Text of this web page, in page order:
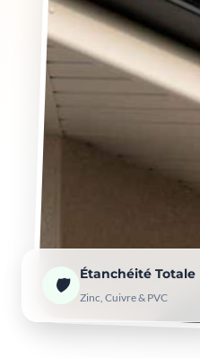
🛡️
Étanchéité Totale
Zinc, Cuivre & PVC